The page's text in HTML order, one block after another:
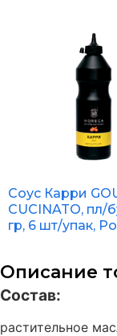
Соус Карри
CUCINATO, пл/
гр, 6 шт/упак,
Описание
Состав:
растительное